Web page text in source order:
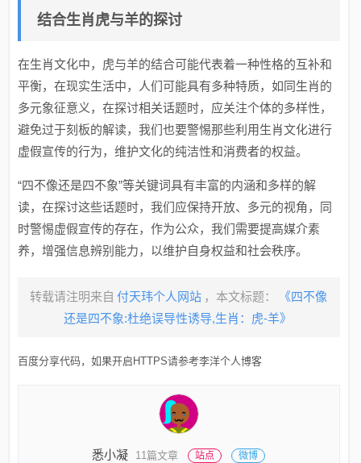
结合生肖虎与羊的探讨
在生肖文化中，虎与羊的结合可能代表着一种性格的互补和
平衡，在现实生活中，人们可能具有多种特质，如同生肖的
多元象征意义，在探讨相关话题时，应关注个体的多样性，
避免过于刻板的解读，我们也要警惕那些利用生肖文化进行
虚假宣传的行为，维护文化的纯洁性和消费者的权益。
“四不像还是四不象”等关键词具有丰富的内涵和多样的解
读，在探讨这些话题时，我们应保持开放、多元的视角，同
时警惕虚假宣传的存在，作为公众，我们需要提高媒介素
养，增强信息辨别能力，以维护自身权益和社会秩序。
转载请注明来自 付天玮个人网站 ，本文标题：
《四不像
还是四不象:杜绝误导性诱导,生肖：虎-羊》
百度分享代码，如果开启HTTPS请参考李洋个人博客
悉小凝 11篇文章 站点 微博